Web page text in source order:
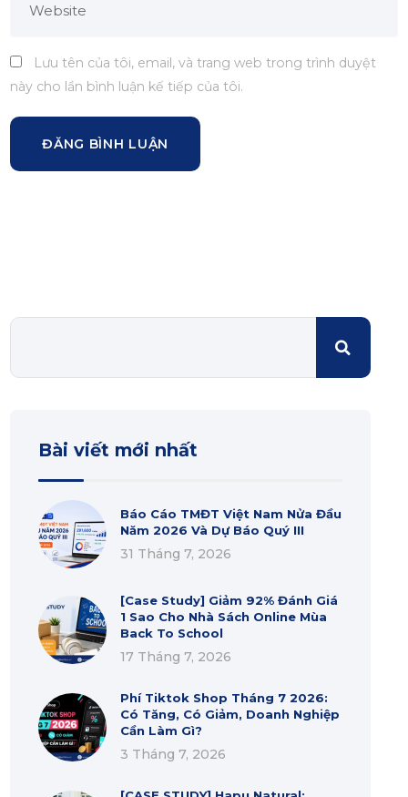
Lưu tên của tôi, email, và trang web trong trình duyệt
này cho lần bình luận kế tiếp của tôi.
Bài viết mới nhất
Báo Cáo TMĐT Việt Nam Nửa Đầu
Năm 2026 Và Dự Báo Quý III
31 Tháng 7, 2026
[Case Study] Giảm 92% Đánh Giá
1 Sao Cho Nhà Sách Online Mùa
Back To School
17 Tháng 7, 2026
Phí Tiktok Shop Tháng 7 2026:
Có Tăng, Có Giảm, Doanh Nghiệp
Cần Làm Gì?
3 Tháng 7, 2026